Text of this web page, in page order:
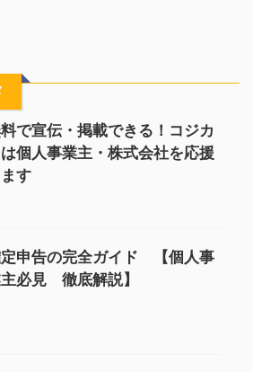
で宣伝・掲載できる！コジカ
個人事業主・株式会社を応援
す
申告の完全ガイド 【個人事
必見 徹底解説】